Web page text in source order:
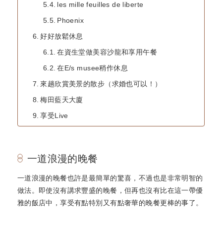
les mille feuilles de liberte
Phoenix
好好放鬆休息
在資生堂做美容沙龍和享用午餐
在E/s musee稍作休息
來趟欣賞美景的散步（求婚也可以！）
梅田藍天大廈
享受Live
一道浪漫的晚餐
一道浪漫的晚餐也許是最簡單的驚喜，不過也是非常明智的
做法。即使沒有講求豐盛的晚餐，但再也沒有比在這一帶優
雅的飯店中，享受有點特別又有點奢華的晚餐更棒的事了。